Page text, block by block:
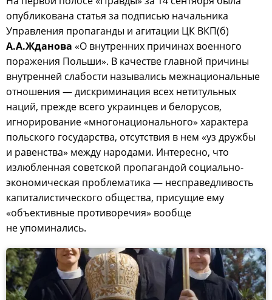
опубликована статья за подписью начальника
Управления пропаганды и агитации ЦК ВКП(б)
А.А.Жданова «О внутренних причинах военного
поражения Польши». В качестве главной причины
внутренней слабости назывались межнациональные
отношения — дискриминация всех нетитульных
наций, прежде всего украинцев и белорусов,
игнорирование «многонационального» характера
польского государства, отсутствия в нем «уз дружбы
и равенства» между народами. Интересно, что
излюбленная советской пропагандой социально-
экономическая проблематика — несправедливость
капиталистического общества, присущие ему
«объективные противоречия» вообще
не упоминались.